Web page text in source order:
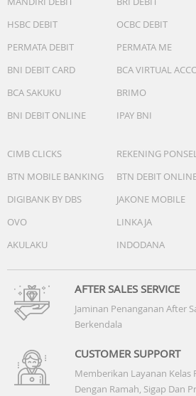
HSBC DEBIT
OCBC DEBIT
PERMATA DEBIT
PERMATA ME
BNI DEBIT CARD
BCA VIRTUAL
BCA SAKUKU
BRIMO
BNI DEBIT ONLINE
IPAY BNI
CIMB CLICKS
REKENING
BTN MOBILE BANKING
BTN DEBIT
DIGIBANK BY DBS
JAKONE MOBILE
OVO
LINKAJA
AKULAKU
INDODANA
AFTER SALES SERVICE
Jaminan Penanganan After
Berkendala
CUSTOMER SUPPORT
Memberikan Layanan
Dengan Ramah, Sigap Dan